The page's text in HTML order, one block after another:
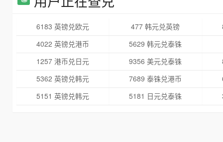
6183 英镑兑欧元 477 韩元兑英镑
4022 英镑兑港币
5629 韩元兑泰铢
1257 港币兑日元
9356 美元兑泰铢
5362 英镑兑韩元
7689 泰铢兑港币
5151 英镑兑韩元
5181 日元兑泰铢